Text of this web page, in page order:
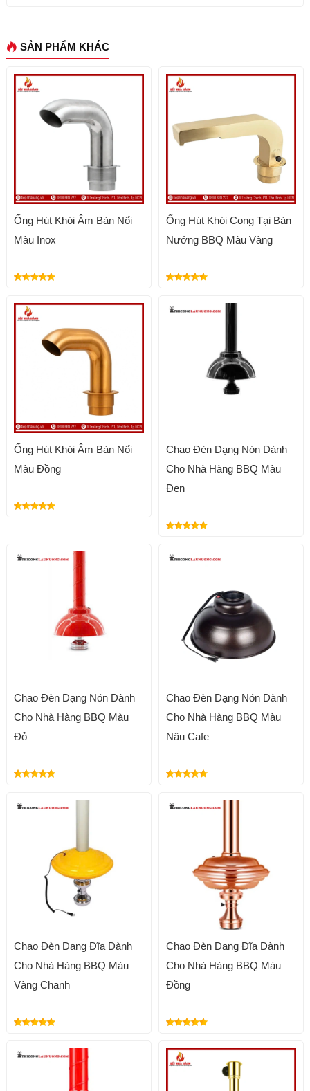
SẢN PHẨM KHÁC
Ống Hút Khói Âm Bàn Nổi
Màu Inox
Ống Hút Khói Cong Tại Bàn
Nướng BBQ Màu Vàng
Ống Hút Khói Âm Bàn Nổi
Màu Đồng
Chao Đèn Dạng Nón Dành
Cho Nhà Hàng BBQ Màu
Đen
Chao Đèn Dạng Nón Dành
Cho Nhà Hàng BBQ Màu
Đỏ
Chao Đèn Dạng Nón Dành
Cho Nhà Hàng BBQ Màu
Nâu Cafe
Chao Đèn Dạng Đĩa Dành
Cho Nhà Hàng BBQ Màu
Vàng Chanh
Chao Đèn Dạng Đĩa Dành
Cho Nhà Hàng BBQ Màu
Đồng